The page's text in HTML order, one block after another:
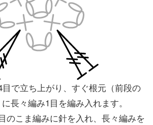
で立ち上がり、すぐ根元（前段の
長々編み1目を編み入れます。
のこま編みに針を入れ、長々編みを